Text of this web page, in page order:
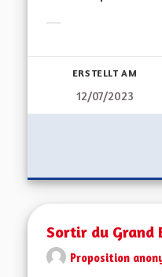
ERSTELLT AM
12/07/2023
Sortir du Grand
Proposition